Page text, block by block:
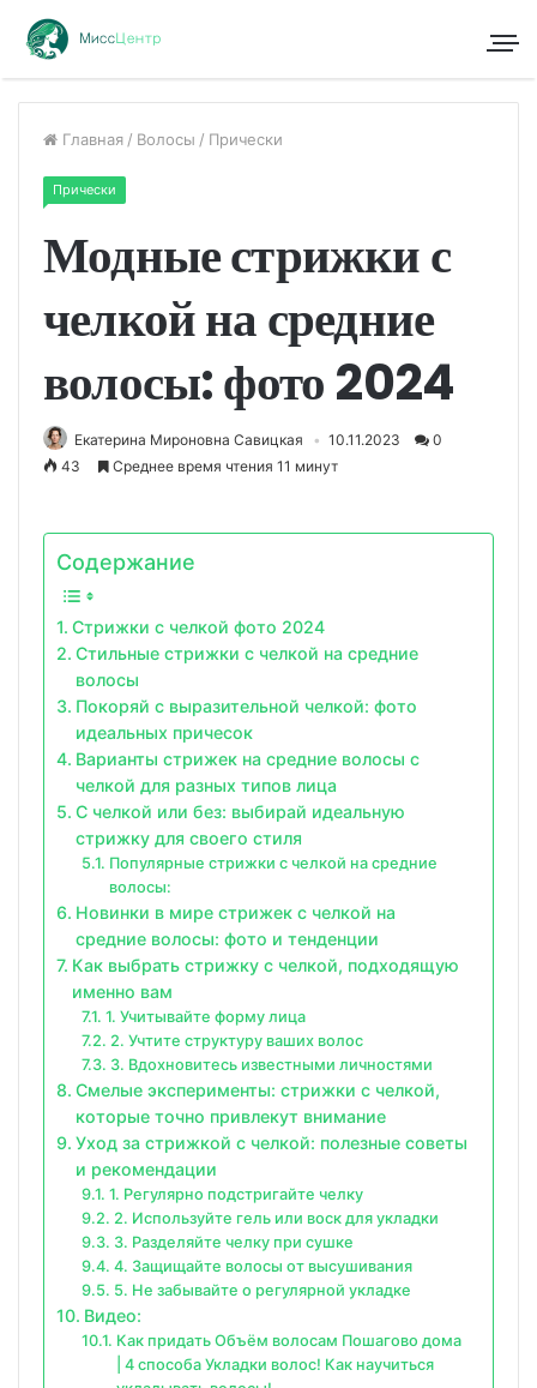
Главная / Волосы / Прически
Прически
Модные стрижки с
челкой на средние
волосы: фото 2024
Екатерина Мироновна Савицкая 10.11.2023
0
43
Среднее время чтения 11 минут
Содержание
Стрижки с челкой фото 2024
Стильные стрижки с челкой на средние
волосы
Покоряй с выразительной челкой: фото
идеальных причесок
Варианты стрижек на средние волосы с
челкой для разных типов лица
С челкой или без: выбирай идеальную
стрижку для своего стиля
Популярные стрижки с челкой на средние
волосы:
Новинки в мире стрижек с челкой на
средние волосы: фото и тенденции
Как выбрать стрижку с челкой, подходящую
именно вам
1. Учитывайте форму лица
2. Учтите структуру ваших волос
3. Вдохновитесь известными личностями
Смелые эксперименты: стрижки с челкой,
которые точно привлекут внимание
Уход за стрижкой с челкой: полезные советы
и рекомендации
1. Регулярно подстригайте челку
2. Используйте гель или воск для укладки
3. Разделяйте челку при сушке
4. Защищайте волосы от высушивания
5. Не забывайте о регулярной укладке
Видео:
Как придать Объём волосам Пошагово дома
| 4 способа Укладки волос! Как научиться